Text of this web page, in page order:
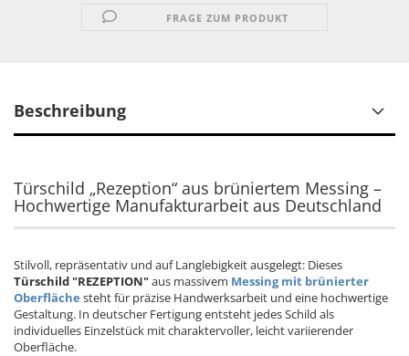
FRAGE ZUM PRODUKT
Beschreibung
Türschild „Rezeption“ aus brüniertem Messing –
Hochwertige Manufakturarbeit aus Deutschland
Stilvoll, repräsentativ und auf Langlebigkeit ausgelegt: Dieses
Türschild "REZEPTION"aus massivem Messing mit brünierter
Oberfläche steht für präzise Handwerksarbeit und eine hochwertige
Gestaltung. In deutscher Fertigung entsteht jedes Schild als
individuelles Einzelstück mit charaktervoller, leicht variierender
Oberfläche.